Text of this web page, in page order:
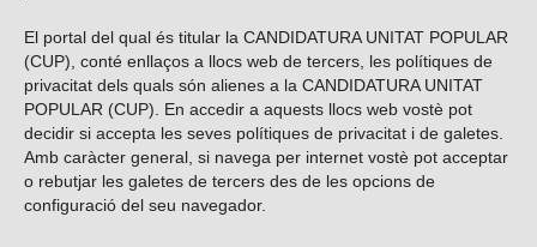
El portal del qual és titular la CANDIDATURA UNITAT POPULAR
(CUP), conté enllaços a llocs web de tercers, les polítiques de
privacitat dels quals són alienes a la CANDIDATURA UNITAT
POPULAR (CUP). En accedir a aquests llocs web vostè pot
decidir si accepta les seves polítiques de privacitat i de galetes.
Amb caràcter general, si navega per internet vostè pot acceptar
o rebutjar les galetes de tercers des de les opcions de
configuració del seu navegador.
ENVIAR
Troba’ns a les xarxes socials